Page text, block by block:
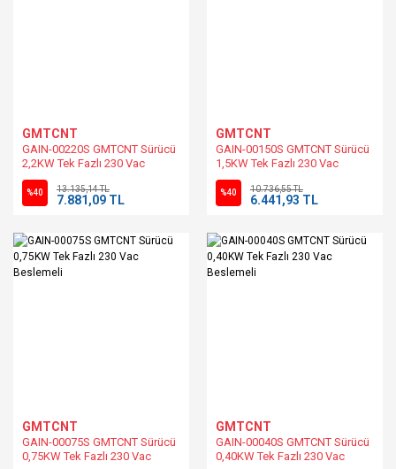
GMTCNT
GAIN-00220S GMTCNT Sürücü
2,2KW Tek Fazlı 230 Vac
Beslemeli
%40 13.135,14 TL
7.881,09 TL
GMTCNT
GAIN-00150S GMTCNT Sürücü
1,5KW Tek Fazlı 230 Vac
Beslemeli
%40 10.736,55 TL
6.441,93 TL
GMTCNT
GAIN-00075S GMTCNT Sürücü
0,75KW Tek Fazlı 230 Vac
GMTCNT
GAIN-00040S GMTCNT Sürücü
0,40KW Tek Fazlı 230 Vac